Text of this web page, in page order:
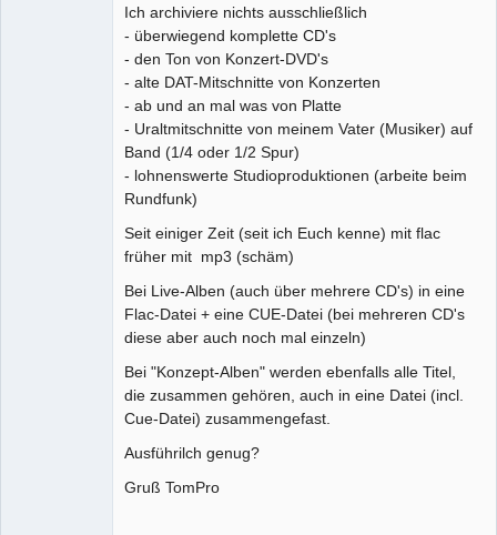
Ich archiviere nichts ausschließlich
- überwiegend komplette CD's
- den Ton von Konzert-DVD's
- alte DAT-Mitschnitte von Konzerten
- ab und an mal was von Platte
- Uraltmitschnitte von meinem Vater (Musiker) auf
Band (1/4 oder 1/2 Spur)
- lohnenswerte Studioproduktionen (arbeite beim
Rundfunk)
Seit einiger Zeit (seit ich Euch kenne) mit flac
früher mit mp3 (schäm)
Bei Live-Alben (auch über mehrere CD's) in eine
Flac-Datei + eine CUE-Datei (bei mehreren CD's
diese aber auch noch mal einzeln)
Bei "Konzept-Alben" werden ebenfalls alle Titel,
die zusammen gehören, auch in eine Datei (incl.
Cue-Datei) zusammengefast.
Ausführilch genug?
Gruß TomPro